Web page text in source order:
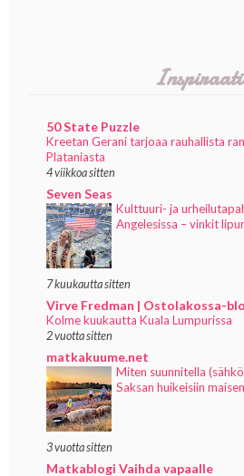
50 State Puzzle
Kreetan Gerani tarjoaa rauhallista
Plataniasta
4 viikkoa sitten
Seven Seas
Kulttuuri- ja
Angelesissa – vinkit
7 kuukautta sitten
Virve Fredman | Ostolakossa-
Kolme kuukautta Kuala Lumpurissa
2 vuotta sitten
matkakuume.net
Miten suunnitella
Saksan huikeisiin
3 vuotta sitten
Matkablogi Vaihda vapaalle